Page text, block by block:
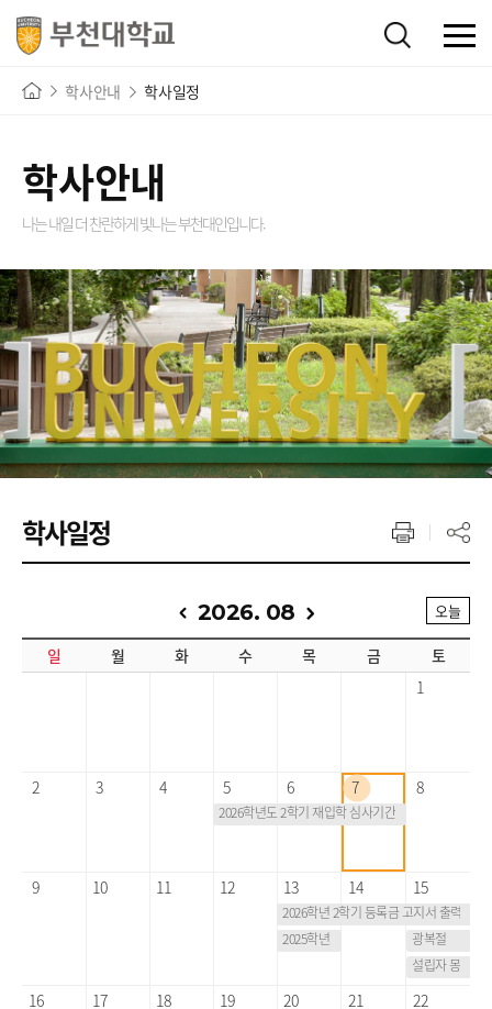
학사안내 학사일정
학사안내
나는 내일 더 찬란하게 빛나는부천대인입니다.
학사일정
오늘
2026. 08
일 월 화 수 목 금
토
1
2 3 4 5 6 7 8
2026학년도 2학기 재입학 심사기간(2차)
9 10 11 12 13 14 15
2026학년 2학기 등록금 고지서 출력(오
2025학년도 후기 학위수여(예정)
광복절
설립자 몽당 한
16 17 18 19 20 21 22